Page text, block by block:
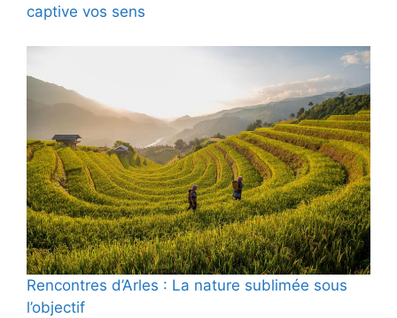
captive vos sens
Rencontres d’Arles : La nature sublimée sous
l’objectif